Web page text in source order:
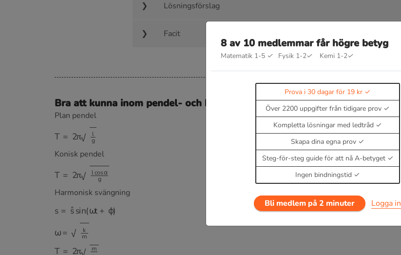
Lösningsförslag
Facit
Bra att kunna inom pendel- och harmonisk svängningsrörelse
Plan pendel
T πl
Konisk pendel
T πl cosαg
Harmonisk svängning
^sin ω
m
T
πm k
8 av 10 medlemmar får högre betyg
Matematik 1-5 ✓ Fysik 1-2✓ Kemi 1-2✓
Prova i 30 dagar för 19 kr
Över 2200 uppgifter från tidigare prov
Kompletta lösningar med ledtråd
Skapa dina egna prov
Steg-för-steg guide för att nå A-betyget
Ingen bindningstid
Bli medlem på 2 minuter Logga in